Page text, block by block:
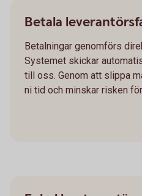
Betala
Betalningar genomförs
Systemet skickar
till oss. Genom att slippa
ni tid och minskar risken